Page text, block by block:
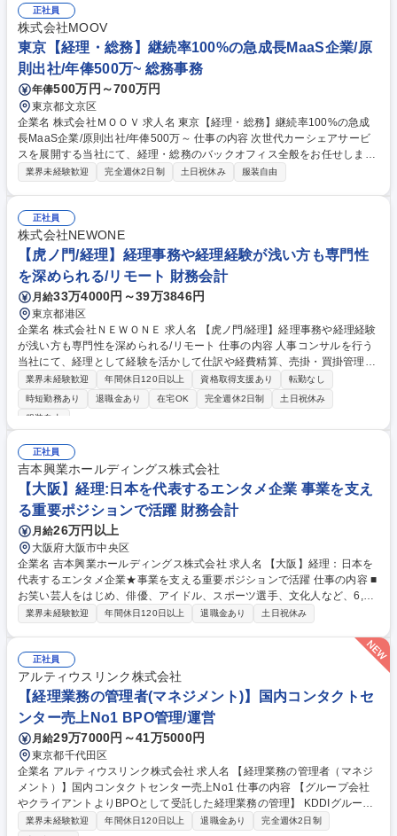
正社員
株式会社MOOV
東京【経理・総務】継続率100%の急成長MaaS企業/原
則出社/年俸500万~ 総務事務
年俸500万円～700万円
東京都文京区
企業名 株式会社ＭＯＯＶ 求人名 東京【経理・総務】継続率100%の急成
長MaaS企業/原則出社/年俸500万～ 仕事の内容 次世代カーシェアサービ
スを展開する当社にて、経理・総務のバックオフィス全般をお任せしま
す。月次の請求書管理や支払い対応など経理事務を軸に、備品・契約書管
書・領収書の発行や受領、管理、支払い処理、入金確認、売買掛管理、経
費精算、月次収支集計、税理士連携 ■総務：備品・消耗品の在庫管理や発
注、契約書の作成補助や管理・更新、郵便物対応、書類ファイリング、オ
フィス環境整備 【業務内容の変更範囲】当社の指定する業務 募集職種 東
京【経理・総務】継続率100%の急成長MaaS企業/原則出社/年俸500万～
業界未経験歓迎 完全週休2日制 土日祝休み 服装自由
正社員
株式会社NEWONE
【虎ノ門/経理】経理事務や経理経験が浅い方も専門性
を深められる/リモート 財務会計
月給33万4000円～39万3846円
東京都港区
企業名 株式会社ＮＥＷＯＮＥ 求人名 【虎ノ門/経理】経理事務や経理経験
が浅い方も専門性を深められる/リモート 仕事の内容 人事コンサルを行う
当社にて、経理として経験を活かして仕訳や経費精算、売掛・買掛管理と
いった日常業務全般を担い、他部署とも連携しながら月次決算の一連の流
れを支える実務をお任せします。 具体的には、日常の仕訳起票や社員の経
費精算、売掛金・買掛金の管理など、これまでの実務経験を活かして日常
決算の基本的な一連の流れを正確に把握し、業務の幅を広げられる環境で
す。また、日々の実務の中では営業部門や法務部門といった他部署の担当
者とも円滑に連携します。経験を活かして経理としての専門性をより深め
られる職場です。 募集職種 【虎ノ門/経理】経理事務や経理経験が浅い方
も専門性を深められる/リモート
業界未経験歓迎 年間休日120日以上 資格取得支援あり
転勤なし
時短勤務あり
退職金あり 在宅OK 完全週休2日制
土日祝休み
服装自由
正社員
吉本興業ホールディングス株式会社
【大阪】経理:日本を代表するエンタメ企業 事業を支え
る重要ポジションで活躍 財務会計
月給26万円以上
大阪府大阪市中央区
企業名 吉本興業ホールディングス株式会社 求人名 【大阪】経理：日本を
代表するエンタメ企業★事業を支える重要ポジションで活躍 仕事の内容 ■
お笑い芸人をはじめ、俳優、アイドル、スポーツ選手、文化人など、6,00
0名以上が所属する総合エンターテインメント企業。ご入社いただく方に
的には…】 ■経理部、収支管理部 部長のサポート業務 ■グループ会社の予
算実績管理、決算管理業務、収支管理 ■DX推進業務 など ※お任せする業
務はご経験に応じて面接内でご相談させていただきます。 募集職種 【大
阪】経理：日本を代表するエンタメ企業★事業を支える重要ポジションで
業界未経験歓迎 年間休日120日以上 退職金あり 土日祝休み
正社員
アルティウスリンク株式会社
【経理業務の管理者(マネジメント)】国内コンタクトセ
ンター売上No1 BPO管理/運営
月給29万7000円～41万5000円
東京都千代田区
企業名 アルティウスリンク株式会社 求人名 【経理業務の管理者（マネジ
メント）】国内コンタクトセンター売上No1 仕事の内容 【グループ会社
やクライアントよりBPOとして受託した経理業務の管理】 KDDIグループ
会社やグループ外のクライアントから受託する経理業務の運用管理をお任
業界未経験歓迎 年間休日120日以上 退職金あり
完全週休2日制